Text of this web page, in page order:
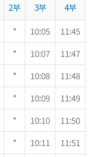
2부 3부
4부
* 10:05
11:45
* 10:07
11:47
* 10:08
11:48
* 10:09
11:49
* 10:10
11:50
* 10:11
11:51